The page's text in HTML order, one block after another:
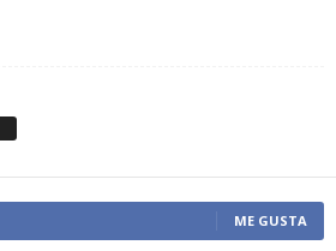
ME GUSTA